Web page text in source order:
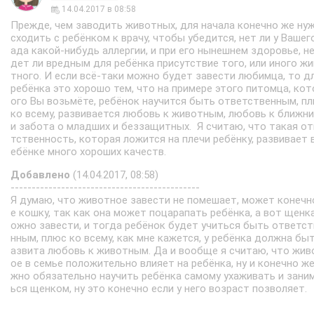
14.04.2017 в 08:58
Прежде, чем заводить животных, для начала конечно же
сходить с ребёнком к врачу, чтобы убедится, нет ли у
ада какой-нибудь аллергии, и при его нынешнем здоровье,
дет ли вредным для ребёнка присутствие того, или иного
тного. И если всё-таки можно будет завести любимца, то
ребёнка это хорошо тем, что на примере этого питомца,
ого Вы возьмёте, ребёнок научится быть ответственным,
ко всему, развивается любовь к животным, любовь к
и забота о младших и беззащитных. Я считаю, что такая
тственность, которая ложится на плечи ребёнку, развивает
ебёнке много хороших качеств.
Добавлено (14.04.2017, 08:58)
---------------------------------------------
Я думаю, что животное завести не помешает, может
е кошку, так как она может поцарапать ребёнка, а вот
ожно завести, и тогда ребёнок будет учиться быть
нным, плюс ко всему, как мне кажется, у ребёнка должна
азвита любовь к животным. Да и вообще я считаю, что
ое в семье положительно влияет на ребёнка, ну и конечно
жно обязательно научить ребёнка самому ухаживать и
ься щенком, ну это конечно если у него возраст позволяет.